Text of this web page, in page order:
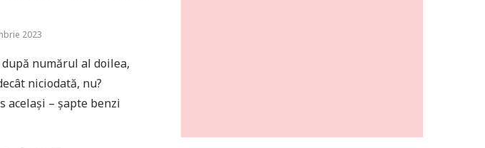
2023
numărul al doilea,
niciodată, nu?
același – șapte benzi